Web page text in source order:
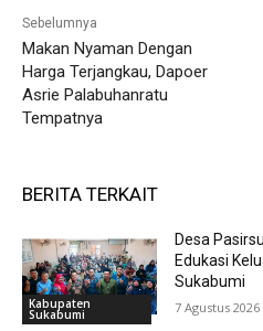
Sebelumnya
Makan Nyaman Dengan
Harga Terjangkau, Dapoer
Asrie Palabuhanratu
Tempatnya
BERITA TERKAIT
Kabupaten
Sukabumi
Desa
Edukasi
Sukabumi
7 Agustus 2026